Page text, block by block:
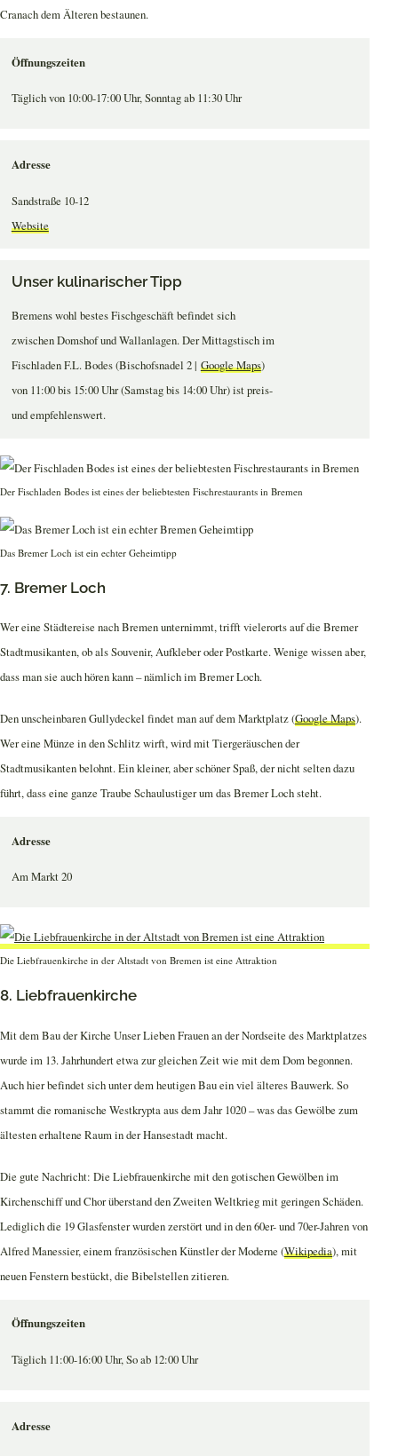
Cranach dem Älteren bestaunen.
Öffnungszeiten
Täglich von 10:00-17:00 Uhr, Sonntag ab 11:30 Uhr
Adresse
Sandstraße 10-12
Website
Unser kulinarischer Tipp
Bremens wohl bestes Fischgeschäft befindet sich
zwischen Domshof und Wallanlagen. Der Mittagstisch im
Fischladen F.L. Bodes (Bischofsnadel 2 | Google Maps)
von 11:00 bis 15:00 Uhr (Samstag bis 14:00 Uhr) ist preis-
und empfehlenswert.
Der Fischladen Bodes ist eines der beliebtesten Fischrestaurants in Bremen
Das Bremer Loch ist ein echter Geheimtipp
7. Bremer Loch
Wer eine Städtereise nach Bremen unternimmt, trifft vielerorts auf die Bremer
Stadtmusikanten, ob als Souvenir, Aufkleber oder Postkarte. Wenige wissen aber,
dass man sie auch hören kann – nämlich im Bremer Loch.
Den unscheinbaren Gullydeckel findet man auf dem Marktplatz (Google Maps).
Wer eine Münze in den Schlitz wirft, wird mit Tiergeräuschen der
Stadtmusikanten belohnt. Ein kleiner, aber schöner Spaß, der nicht selten dazu
führt, dass eine ganze Traube Schaulustiger um das Bremer Loch steht.
Adresse
Am Markt 20
Die Liebfrauenkirche in der Altstadt von Bremen ist eine Attraktion
8. Liebfrauenkirche
Mit dem Bau der Kirche Unser Lieben Frauen an der Nordseite des Marktplatzes
wurde im 13. Jahrhundert etwa zur gleichen Zeit wie mit dem Dom begonnen.
Auch hier befindet sich unter dem heutigen Bau ein viel älteres Bauwerk. So
stammt die romanische Westkrypta aus dem Jahr 1020 – was das Gewölbe zum
ältesten erhaltene Raum in der Hansestadt macht.
Die gute Nachricht: Die Liebfrauenkirche mit den gotischen Gewölben im
Kirchenschiff und Chor überstand den Zweiten Weltkrieg mit geringen Schäden.
Lediglich die 19 Glasfenster wurden zerstört und in den 60er- und 70er-Jahren von
Alfred Manessier, einem französischen Künstler der Moderne (Wikipedia), mit
neuen Fenstern bestückt, die Bibelstellen zitieren.
Öffnungszeiten
Täglich 11:00-16:00 Uhr, So ab 12:00 Uhr
Adresse